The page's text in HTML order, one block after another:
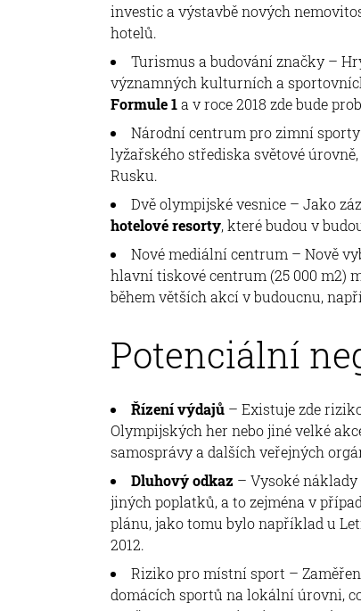
investic a výstavbě nových
hotelů.
Turismus a budování značky –
významných kulturních a
Formule 1a v roce 2018 zde bude
Národní centrum pro zimní
lyžařského střediska světové
Rusku.
Dvě olympijské vesnice – Jako
hotelové resorty, které budou v
Nové mediální centrum – Nově
hlavní tiskové centrum (25 000 m2)
během větších akcí v budoucnu,
Potenciální
Řízení výdajů – Existuje zde
Olympijských her nebo jiné velké
samosprávy a dalších veřejných
Dluhový odkaz – Vysoké
jiných poplatků, a to zejména v
plánu, jako tomu bylo například u
2012.
Riziko pro místní sport –
domácích sportů na lokální úrovni,